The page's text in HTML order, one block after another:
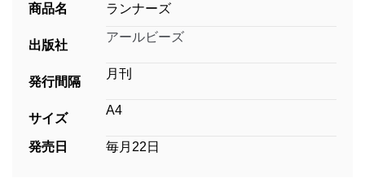
商品名 ランナーズ
出版社
アールビーズ
発行間隔
月刊
サイズ
A4
発売日 毎月22日